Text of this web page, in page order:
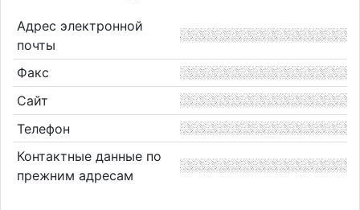
Адрес электронной
почты
Факс
Сайт
Телефон
Контактные данные по
прежним адресам